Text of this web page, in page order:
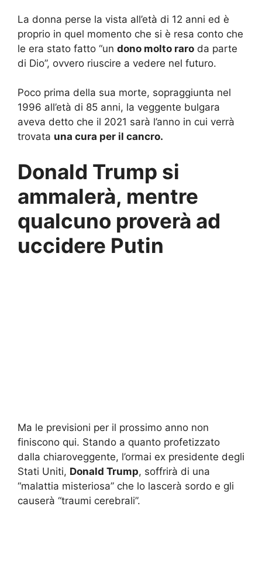
La donna perse la vista all’età di 12 anni ed è
proprio in quel momento che si è resa conto che
le era stato fatto “un dono molto raro da parte
di Dio”, ovvero riuscire a vedere nel futuro.
Poco prima della sua morte, sopraggiunta nel
1996 all’età di 85 anni, la veggente bulgara
aveva detto che il 2021 sarà l’anno in cui verrà
trovata una cura per il cancro.
Donald Trump si
ammalerà, mentre
qualcuno proverà ad
uccidere Putin
Ma le previsioni per il prossimo anno non
finiscono qui. Stando a quanto profetizzato
dalla chiaroveggente, l’ormai ex presidente degli
Stati Uniti, Donald Trump, soffrirà di una
“malattia misteriosa” che lo lascerà sordo e gli
causerà “traumi cerebrali”.